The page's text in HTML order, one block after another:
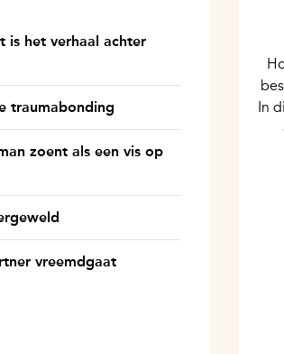
is het verhaal achter
traumabonding
zoent als een vis op
vreemdgaat
In